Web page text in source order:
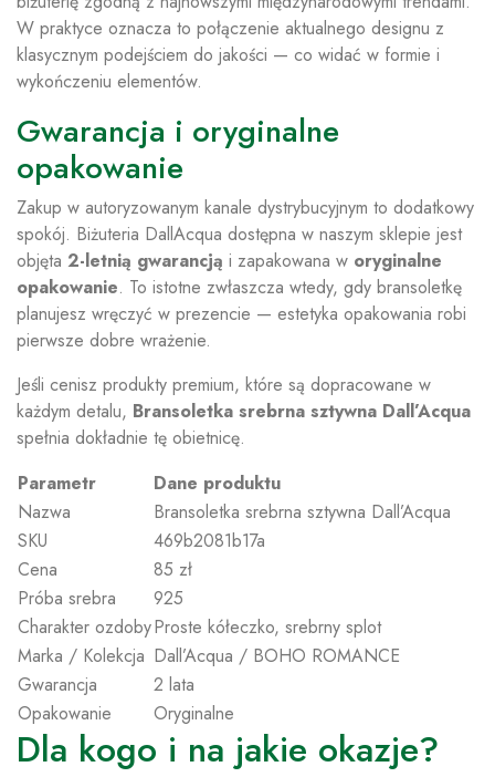
W praktyce oznacza to połączenie aktualnego designu z
klasycznym podejściem do jakości — co widać w formie i
wykończeniu elementów.
Gwarancja i oryginalne
opakowanie
Zakup w autoryzowanym kanale dystrybucyjnym to dodatkowy
spokój. Biżuteria DallAcqua dostępna w naszym sklepie jest
objęta 2-letnią gwarancją i zapakowana w oryginalne
opakowanie. To istotne zwłaszcza wtedy, gdy bransoletkę
planujesz wręczyć w prezencie — estetyka opakowania robi
pierwsze dobre wrażenie.
Jeśli cenisz produkty premium, które są dopracowane w
każdym detalu, Bransoletka srebrna sztywna Dall’Acqua
spełnia dokładnie tę obietnicę.
Parametr
Dane produktu
Nazwa
Bransoletka srebrna sztywna Dall’Acqua
SKU
469b2081b17a
Cena
85 zł
Próba srebra
925
Charakter ozdobyProste kółeczko, srebrny splot
Marka / Kolekcja Dall’Acqua / BOHO ROMANCE
Gwarancja
2 lata
Opakowanie
Oryginalne
Dla kogo i na jakie okazje?